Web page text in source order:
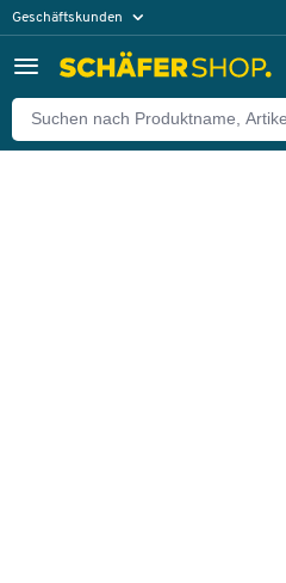
Geschäftskunden
Zurück